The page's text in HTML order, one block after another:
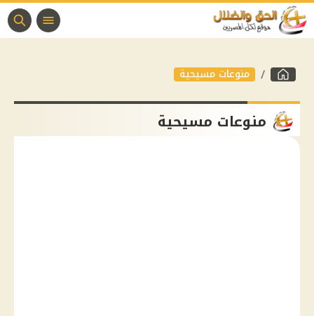
منوعات مسيحية
منوعات مسيحية